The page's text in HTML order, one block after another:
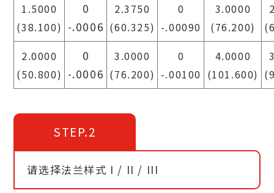
1.5000
(38.100)
0
-.0006
2.3750
(60.325)
0
-.00090
3.0000
(76.200)
2.0000
(50.800)
0
-.0006
3.0000
(76.200)
0
-.00100
4.0000
(101.600)
STEP.2
请选择法兰样式 I / II / III